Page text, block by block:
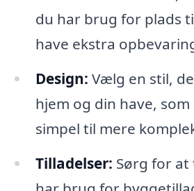
du har brug for plads
have ekstra
Design: Vælg en stil,
hjem og din have,
simpel til mere
Tilladelser: Sørg for at